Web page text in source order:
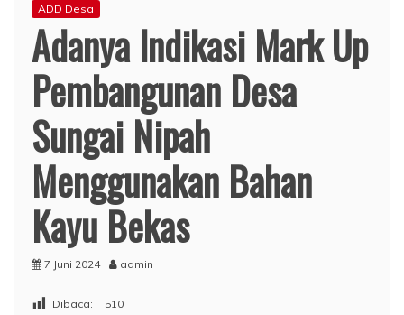
ADD Desa
Adanya Indikasi Mark Up
Pembangunan Desa
Sungai Nipah
Menggunakan Bahan
Kayu Bekas
7 Juni 2024 admin
Dibaca: 510